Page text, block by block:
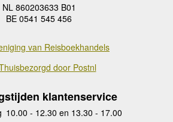
NL 860203633 B01
BE 0541 545 456
van Reisboekhandels
door Postnl
klantenservice
10.00 - 12.30 en 13.30 - 17.00